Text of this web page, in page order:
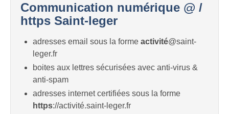
Communication numérique @ /
https Saint-leger
adresses email sous la forme activité@saint-
leger.fr
boites aux lettres sécurisées avec anti-virus &
anti-spam
adresses internet certifiées sous la forme
https://activité.saint-leger.fr